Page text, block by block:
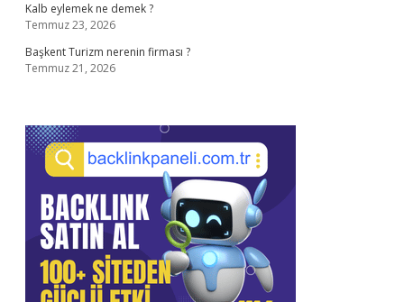
Kalb eylemek ne demek ?
Temmuz 23, 2026
Başkent Turizm nerenin firması ?
Temmuz 21, 2026